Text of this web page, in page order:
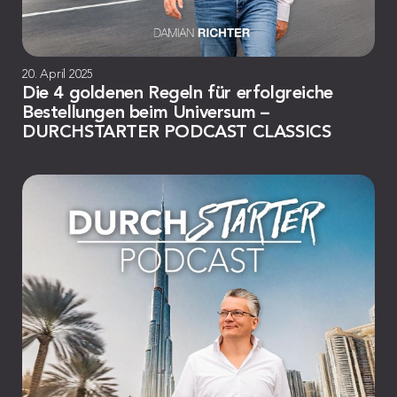
20. April 2025
Die 4 goldenen Regeln für erfolgreiche
Bestellungen beim Universum –
DURCHSTARTER PODCAST CLASSICS